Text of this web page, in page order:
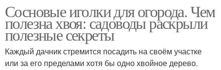
Сосновые иголки для огорода. Чем
полезна хвоя: садоводы раскрыли
полезные секреты
Каждый дачник стремится посадить на своём участке
или за его пределами хотя бы одно хвойное дерево.